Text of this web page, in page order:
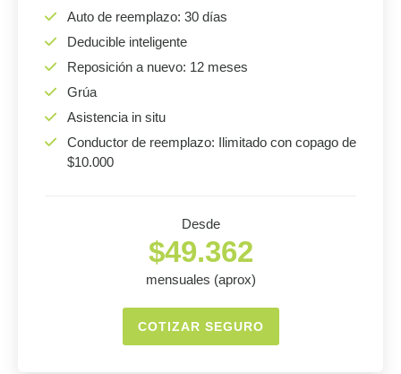
Auto de reemplazo: 30 días
Deducible inteligente
Reposición a nuevo: 12 meses
Grúa
Asistencia in situ
Conductor de reemplazo: Ilimitado con copago de
$10.000
Desde
$49.362
mensuales (aprox)
COTIZAR SEGURO